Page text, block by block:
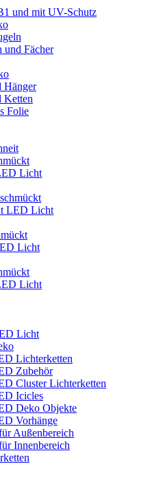
und mit UV-Schutz
und Fächer
Hänger
Ketten
Folie
Licht
LED Licht
Licht
Licht
Licht
Lichterketten
Zubehör
Cluster Lichterketten
Icicles
Deko Objekte
Vorhänge
Außenbereich
Innenbereich